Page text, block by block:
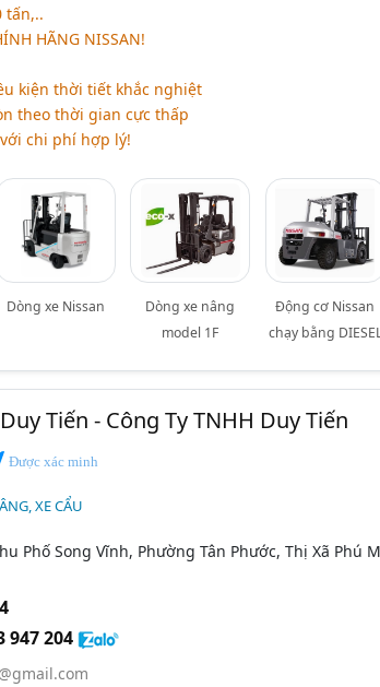
tấn,..
HÃNG NISSAN!
kiện thời tiết khắc nghiệt
theo thời gian cực thấp
chi phí hợp lý!
Dòng xe Nissan
Dòng xe nâng
model 1F
Động cơ Nissan
chạy bằng
Tiến - Công Ty TNHH Duy Tiến
Được xác minh
XE CẨU
Phố Song Vĩnh, Phường Tân Phước, Thị Xã Phú
947 204